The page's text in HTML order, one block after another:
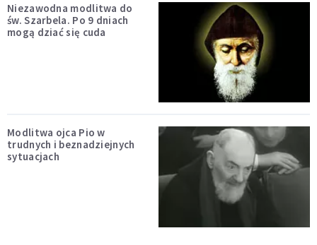
Niezawodna modlitwa do
św. Szarbela. Po 9 dniach
mogą dziać się cuda
Modlitwa ojca Pio w
trudnych i beznadziejnych
sytuacjach